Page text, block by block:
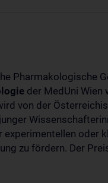
Pharmakologische
der MedUni
von der
oder
zu fördern. Der